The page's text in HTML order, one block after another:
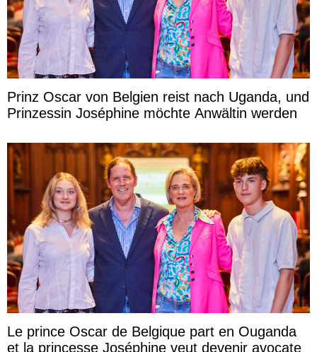
Prinz Oscar von Belgien reist nach Uganda, und
Prinzessin Joséphine möchte Anwältin werden
Le prince Oscar de Belgique part en Ouganda
et la princesse Joséphine veut devenir avocate